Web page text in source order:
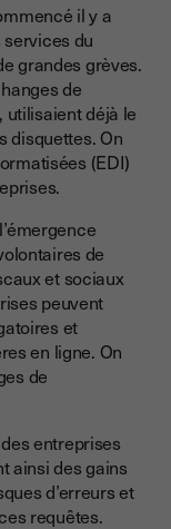
il y a
services du
grandes grèves.
de
utilisaient déjà le
disquettes. On
(EDI)
de
et sociaux
peuvent
et
en ligne. On
de
entreprises
ainsi des gains
d’erreurs et
requêtes.